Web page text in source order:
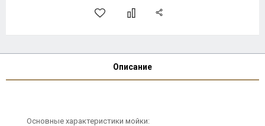
Описание
Основные характеристики мойки: